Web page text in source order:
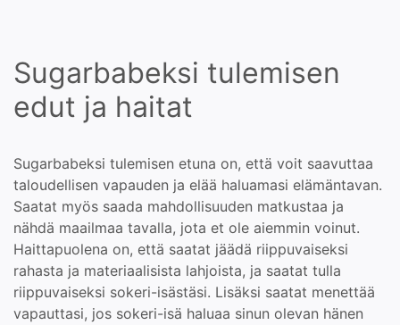
Sugarbabeksi tulemisen
edut ja haitat
Sugarbabeksi tulemisen etuna on, että voit saavuttaa
taloudellisen vapauden ja elää haluamasi elämäntavan.
Saatat myös saada mahdollisuuden matkustaa ja
nähdä maailmaa tavalla, jota et ole aiemmin voinut.
Haittapuolena on, että saatat jäädä riippuvaiseksi
rahasta ja materiaalisista lahjoista, ja saatat tulla
riippuvaiseksi sokeri-isästäsi. Lisäksi saatat menettää
vapauttasi, jos sokeri-isä haluaa sinun olevan hänen